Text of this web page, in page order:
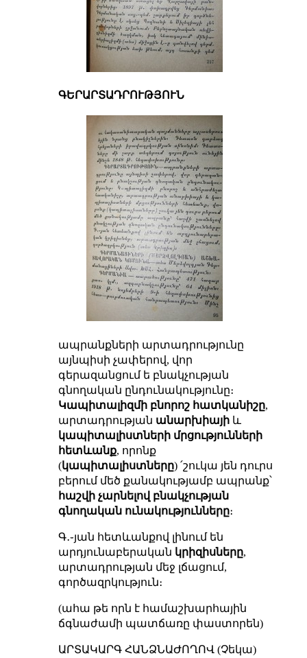
ԳԵՐԱՐՏԱԴՐՈՒԹՅՈՒՆ
ապրանքների արտադրությունը
այնպիսի չափերով, վոր
գերազանցում ե բնակչության
գնողական ընդունակությունը։
Կապիտալիզմի բնորոշ հատկանիշը,
արտադրության անարխիայիև
կապիտալիստների մրցությունների
հետևանք, որոնք
(կապիտալիստները) ՛շուկա յեն դուրս
բերում մեծ քանակությամբ ապրանք՝
հաշվի չարնելով բնակչության
գնողական ունակությունները։
Գ․֊յան հետևանքով լինում են
արդյունաբերական կրիզիսները,
արտադրության մեջ լճացում,
գործազրկություն։
(ահա թե որն է համաշխարհային
ճգնաժամի պատճառը փաստորեն)
ԱՐՏԱԿԱՐԳ ՀԱՆՁՆԱԺՈՂՈՎ (Չեկա)